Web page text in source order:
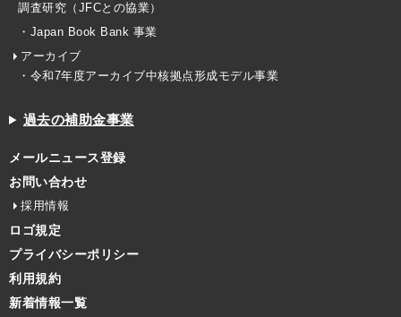
調査研究（JFCとの協業）
・Japan Book Bank 事業
アーカイブ
・令和7年度アーカイブ中核拠点形成モデル事業
過去の補助金事業
メールニュース登録
お問い合わせ
採用情報
ロゴ規定
プライバシーポリシー
利用規約
新着情報一覧